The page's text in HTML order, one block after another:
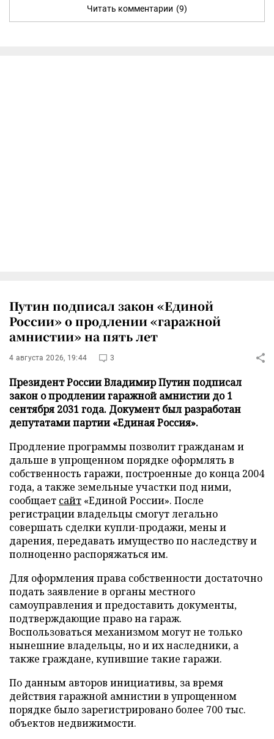
Читать комментарии (9)
Путин подписал закон «Единой
России» о продлении «гаражной
амнистии» на пять лет
4 августа 2026, 19:44 3
Президент России Владимир Путин подписал
закон о продлении гаражной амнистии до 1
сентября 2031 года. Документ был разработан
депутатами партии «Единая Россия».
Продление программы позволит гражданам и
дальше в упрощенном порядке оформлять в
собственность гаражи, построенные до конца 2004
года, а также земельные участки под ними,
сообщает сайт «Единой России». После
регистрации владельцы смогут легально
совершать сделки купли-продажи, мены и
дарения, передавать имущество по наследству и
полноценно распоряжаться им.
Для оформления права собственности достаточно
подать заявление в органы местного
самоуправления и предоставить документы,
подтверждающие право на гараж.
Воспользоваться механизмом могут не только
нынешние владельцы, но и их наследники, а
также граждане, купившие такие гаражи.
По данным авторов инициативы, за время
действия гаражной амнистии в упрощенном
порядке было зарегистрировано более 700 тыс.
объектов недвижимости.